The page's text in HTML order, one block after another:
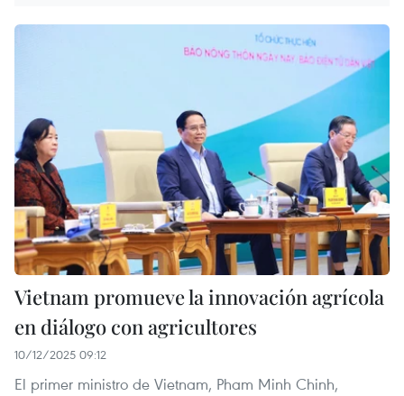
Vietnam promueve la innovación agrícola
en diálogo con agricultores
10/12/2025 09:12
El primer ministro de Vietnam, Pham Minh Chinh,